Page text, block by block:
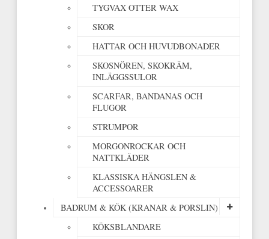
TYGVAX OTTER WAX
SKOR
HATTAR OCH HUVUDBONADER
SKOSNÖREN, SKOKRÄM,
INLÄGGSSULOR
SCARFAR, BANDANAS OCH
FLUGOR
STRUMPOR
MORGONROCKAR OCH
NATTKLÄDER
KLASSISKA HÄNGSLEN &
ACCESSOARER
BADRUM & KÖK (KRANAR & PORSLIN)
KÖKSBLANDARE